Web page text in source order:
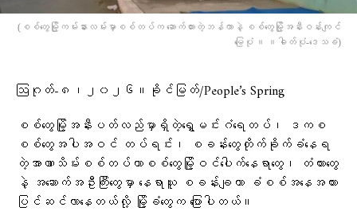
(စစ်တွေမြို့ကမ်းနားလမ်းမှာစစ်တပ်က ဆောက်ထားတဲ့ဘန်ကာနဲ့ စစ်​တွေမြို့အနီးဝန်းကျင်​
မြေပုံ ။ ။ဓါတ်ပုံ-​ဒေသခံ)
ဩဂုတ်-၈၊၂၀၂၆။ခိုင်မြတ်/People’s Spring
စစ်တွေမြို့အနီးပတ်လည်မှာရှိတဲ့ရွှေမင်းဂံရေတပ်၊ ဒကစ
စစ်တွေအပါအဝင် တပ်ရင်း၊ စခန်းတွေတိုက်ခိုက်ခံနေရ
တဲ့အာဏာသိမ်းစစ်တပ်ဟာစစ်တွေမြို့ဝင်ပေါက်နေရာတွေ၊ တံတားတွေ
နဲ့ အဆောက်အဦးကြီးတွေမှာ နေရာယူ စခန်းချကာ ခံစစ်အနေအထား
ပြင်ဆင်လာနေတယ်လို့ မြို့ခံတွေက ပြောပါတယ်။